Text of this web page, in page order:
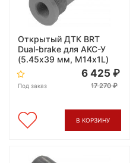
Открытый ДТК BRT
Dual-brake для АКС-У
(5.45х39 мм, М14х1L)
Под заказ
6 425
17 270
В КОРЗИНУ